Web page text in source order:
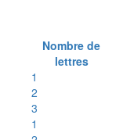
Nombre de
lettres
1
2
3
1